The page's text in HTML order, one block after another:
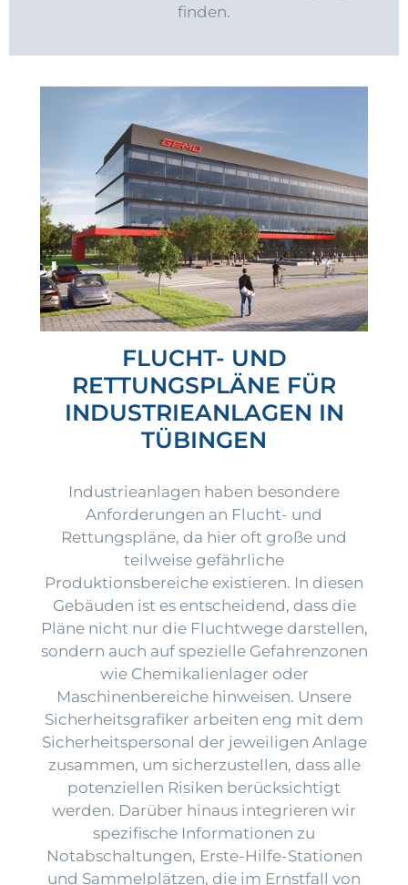
finden.
FLUCHT- UND
RETTUNGSPLÄNE FÜR
INDUSTRIEANLAGEN IN
TÜBINGEN
Industrieanlagen haben besondere
Anforderungen an Flucht- und
Rettungspläne, da hier oft große und
teilweise gefährliche
Produktionsbereiche existieren. In diesen
Gebäuden ist es entscheidend, dass die
Pläne nicht nur die Fluchtwege darstellen,
sondern auch auf spezielle Gefahrenzonen
wie Chemikalienlager oder
Maschinenbereiche hinweisen. Unsere
Sicherheitsgrafiker arbeiten eng mit dem
Sicherheitspersonal der jeweiligen Anlage
zusammen, um sicherzustellen, dass alle
potenziellen Risiken berücksichtigt
werden. Darüber hinaus integrieren wir
spezifische Informationen zu
Notabschaltungen, Erste-Hilfe-Stationen
und Sammelplätzen, die im Ernstfall von